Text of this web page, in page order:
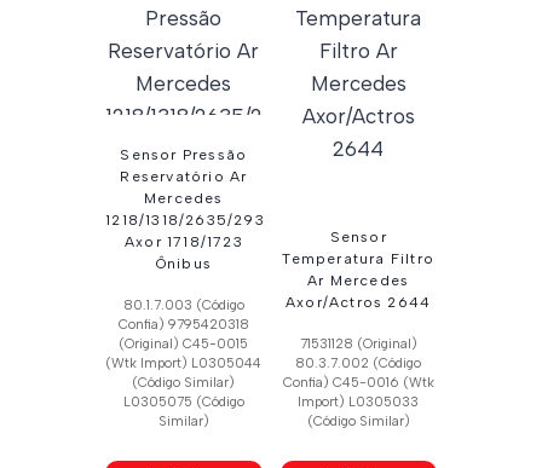
Sensor Pressão
Reservatório Ar
Mercedes
1218/1318/2635/2933
Axor 1718/1723
Ônibus
80.1.7.003 (Código
Confia) 9795420318
(Original) C45-0015
(Wtk Import) L0305044
(Código Similar)
L0305075 (Código
Similar)
Sensor
Temperatura Filtro
Ar Mercedes
Axor/Actros 2644
71531128 (Original)
80.3.7.002 (Código
Confia) C45-0016 (Wtk
Import) L0305033
(Código Similar)